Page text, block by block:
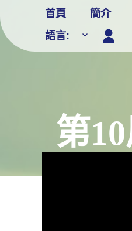
content
首頁 簡介
語言:
第